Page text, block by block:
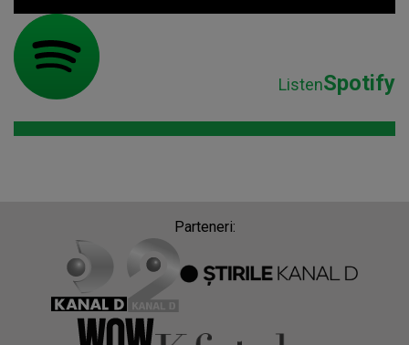
ListenSpotify
Parteneri: